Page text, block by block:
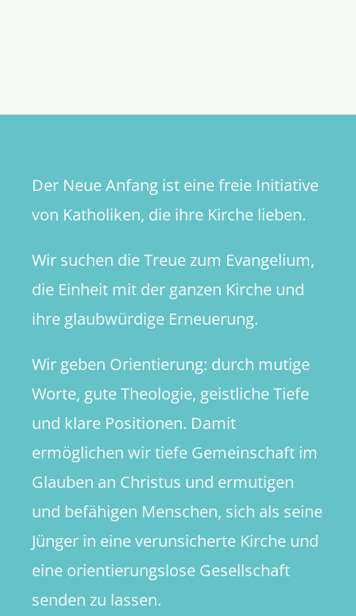
Der Neue Anfang ist eine freie Initiative
von Katholiken, die ihre Kirche lieben.
Wir suchen die Treue zum Evangelium,
die Einheit mit der ganzen Kirche und
ihre glaubwürdige Erneuerung.
Wir geben Orientierung: durch mutige
Worte, gute Theologie, geistliche Tiefe
und klare Positionen. Damit
ermöglichen wir tiefe Gemeinschaft im
Glauben an Christus und ermutigen
und befähigen Menschen, sich als seine
Jünger in eine verunsicherte Kirche und
eine orientierungslose Gesellschaft
senden zu lassen.